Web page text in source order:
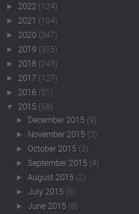
► 2022 (124)
► 2021 (194)
► 2020 (347)
► 2019 (315)
► 2018 (245)
► 2017 (127)
► 2016 (51)
▼ 2015 (58)
► December 2015 (9)
► November 2015 (3)
► October 2015 (3)
► September 2015 (4)
► August 2015 (2)
►July 2015 (6)
►June 2015 (8)